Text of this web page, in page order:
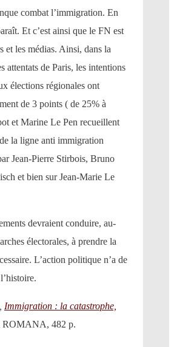
combat l’immigration. En
Et c’est ainsi que le FN est
et les médias. Ainsi, dans la
attentats de Paris, les intentions
élections régionales ont
de 3 points ( de 25% à
et Marine Le Pen recueillent
la ligne anti immigration
Jean-Pierre Stirbois, Bruno
et bien sur Jean-Marie Le
devraient conduire, au-
électorales, à prendre la
L’action politique n’a de
Immigration : la catastrophe,
ROMANA, 482 p.